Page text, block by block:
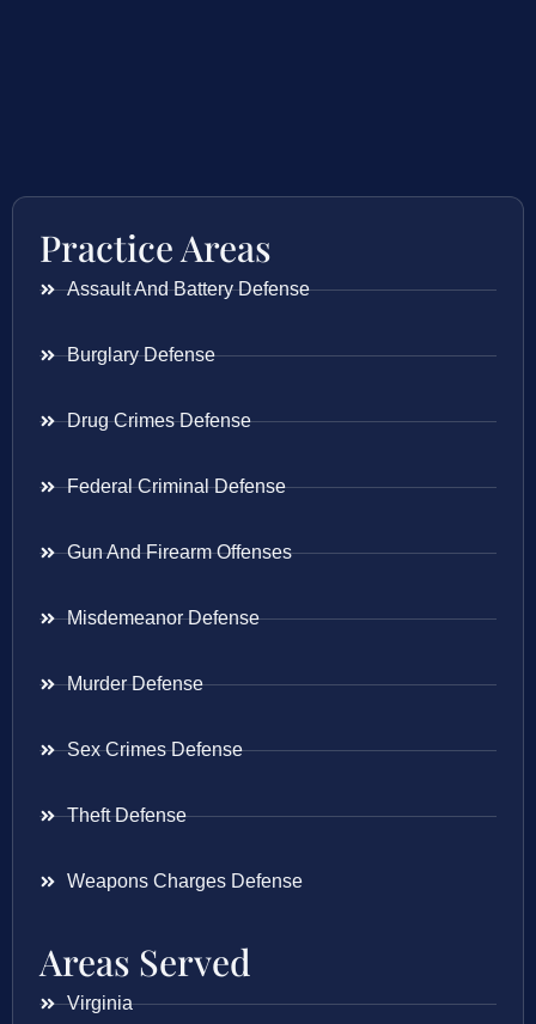
Practice Areas
Assault And Battery Defense
Burglary Defense
Drug Crimes Defense
Federal Criminal Defense
Gun And Firearm Offenses
Misdemeanor Defense
Murder Defense
Sex Crimes Defense
Theft Defense
Weapons Charges Defense
Areas Served
Virginia